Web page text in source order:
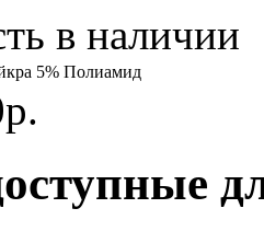
в наличии
5% Полиамид